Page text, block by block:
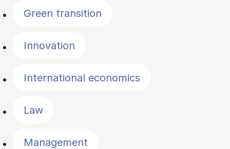
Green transition
Innovation
International economics
Law
Management